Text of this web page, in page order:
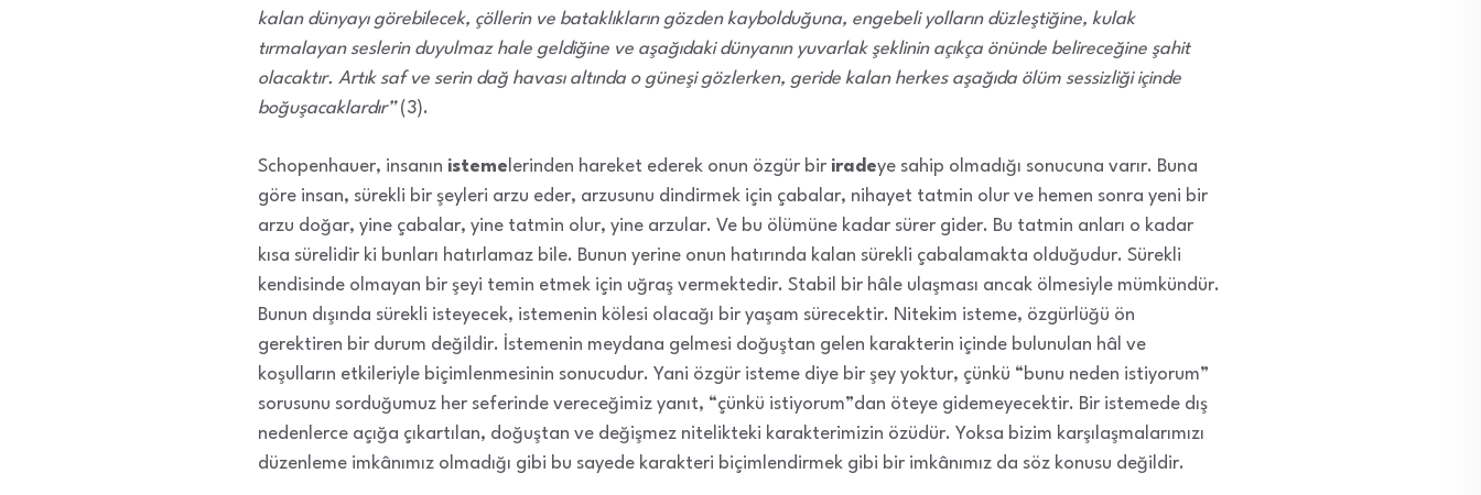
kalan dünyayı görebilecek, çöllerin ve bataklıkların gözden kaybolduğuna, engebeli yolların düzleştiğine, kulak
tırmalayan seslerin duyulmaz hale geldiğine ve aşağıdaki dünyanın yuvarlak şeklinin açıkça önünde belireceğine şahit
olacaktır. Artık saf ve serin dağ havası altında o güneşi gözlerken, geride kalan herkes aşağıda ölüm sessizliği içinde
boğuşacaklardır”(3).
Schopenhauer, insanın isteme lerinden hareket ederek onun özgür bir iradeye sahip olmadığı sonucuna varır. Buna
göre insan, sürekli bir şeyleri arzu eder, arzusunu dindirmek için çabalar, nihayet tatmin olur ve hemen sonra yeni bir
arzu doğar, yine çabalar, yine tatmin olur, yine arzular. Ve bu ölümüne kadar sürer gider. Bu tatmin anları o kadar
kısa sürelidir ki bunları hatırlamaz bile. Bunun yerine onun hatırında kalan sürekli çabalamakta olduğudur. Sürekli
kendisinde olmayan bir şeyi temin etmek için uğraş vermektedir. Stabil bir hâle ulaşması ancak ölmesiyle mümkündür.
Bunun dışında sürekli isteyecek, istemenin kölesi olacağı bir yaşam sürecektir. Nitekim isteme, özgürlüğü ön
gerektiren bir durum değildir. İstemenin meydana gelmesi doğuştan gelen karakterin içinde bulunulan hâl ve
koşulların etkileriyle biçimlenmesinin sonucudur. Yani özgür isteme diye bir şey yoktur, çünkü “bunu neden istiyorum”
sorusunu sorduğumuz her seferinde vereceğimiz yanıt, “çünkü istiyorum”dan öteye gidemeyecektir. Bir istemede dış
nedenlerce açığa çıkartılan, doğuştan ve değişmez nitelikteki karakterimizin özüdür. Yoksa bizim karşılaşmalarımızı
düzenleme imkânımız olmadığı gibi bu sayede karakteri biçimlendirmek gibi bir imkânımız da söz konusu değildir.